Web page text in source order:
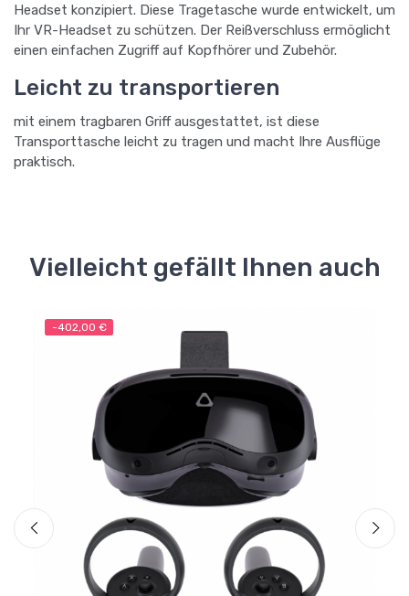
Headset konzipiert. Diese Tragetasche wurde entwickelt, um
Ihr VR-Headset zu schützen. Der Reißverschluss ermöglicht
einen einfachen Zugriff auf Kopfhörer und Zubehör.
Leicht zu transportieren
mit einem tragbaren Griff ausgestattet, ist diese
Transporttasche leicht zu tragen und macht Ihre Ausflüge
praktisch.
Vielleicht gefällt Ihnen auch
-402,00 €